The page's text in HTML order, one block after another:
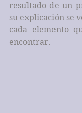
resultado de un
su explicación se
cada elemento
encontrar.